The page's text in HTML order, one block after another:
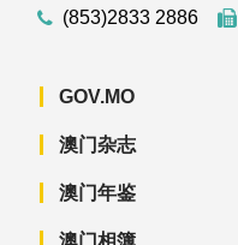
(853)2833 2886
GOV.MO
澳门杂志
澳门年鉴
澳门相簿